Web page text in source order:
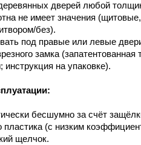
дверей любой
не имеет значения (щитовые,
без).
под правые или левые
замка (запатентованная
инструкция на упаковке).
бесшумно за счёт
пластика (с низким
щелчок.